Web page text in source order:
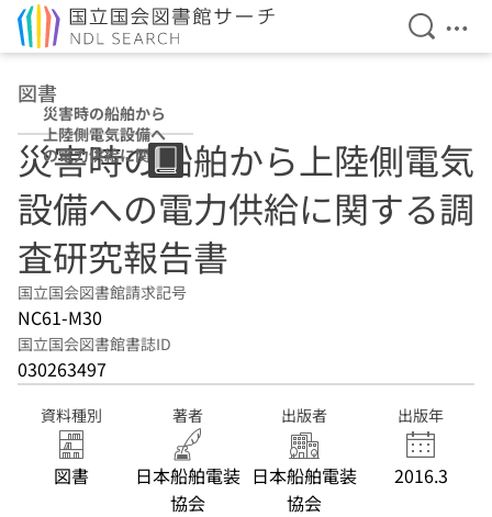
検索を
メ
図書
災害時の船舶から
上陸側電気設備へ
の電力供給に関す
る調査研究報告書
災害時の船舶から上陸側電気
設備への電力供給に関する調
査研究報告書
国立国会図書館請求記号
NC61-M30
国立国会図書館書誌ID
030263497
資料種別
図書
著者
日本船舶電装
協会
出版者
日本船舶電装
協会
出版年
2016.3